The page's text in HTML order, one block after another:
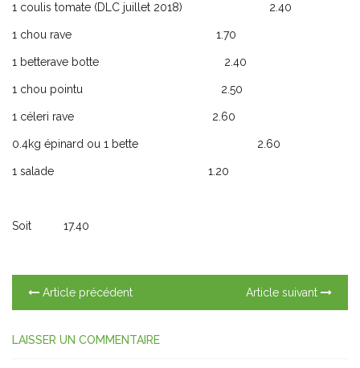
1 coulis tomate (DLC juillet 2018) 2.40
1 chou rave 1.70
1 betterave botte 2.40
1 chou pointu 2.50
1 céleri rave 2.60
0.4kg épinard ou 1 bette 2.60
1 salade 1.20
Soit 17.40
Article précédent Article suivant
LAISSER UN COMMENTAIRE